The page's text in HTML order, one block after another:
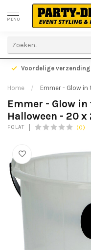
MENU
Voordelige
Home / Emmer - Glow in
Emmer - Glow
Halloween - 20 x
FOLAT (0)